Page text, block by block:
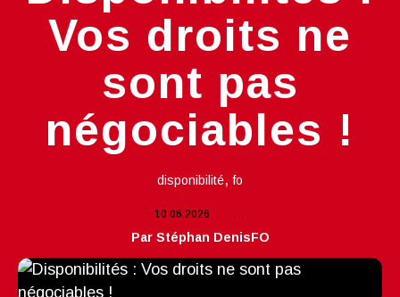
Vos droits ne
sont pas
négociables !
disponibilité,fo
10.06.2026 …
Par Stéphan DenisFO